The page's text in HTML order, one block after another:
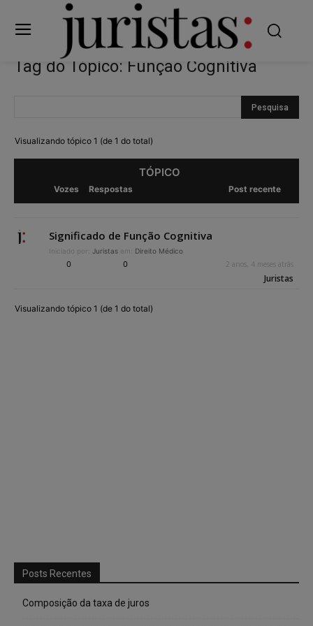
Tag do Tópico: Função Cognitiva
Visualizando tópico 1 (de 1 do total)
TÓPICO
Vozes Respostas Post recente
Significado de Função Cognitiva
Iniciado por: Juristas em: Direito Médico
0 0 2 anos, 4 meses atrás
Juristas
Visualizando tópico 1 (de 1 do total)
Posts Recentes
Composição da taxa de juros